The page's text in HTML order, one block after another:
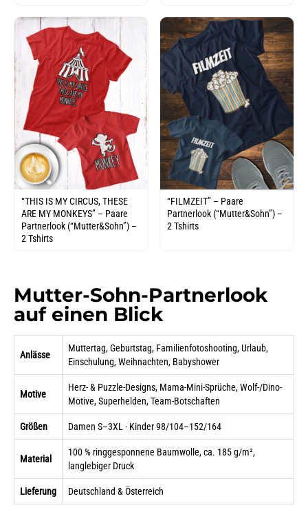
“THIS IS MY CIRCUS, THESE
ARE MY MONKEYS” – Paare
Partnerlook (“Mutter&Sohn”) –
2 Tshirts
“FILMZEIT” – Paare
Partnerlook (“Mutter&Sohn”) –
2 Tshirts
Mutter-Sohn-Partnerlook
auf einen Blick
Anlässe
Muttertag, Geburtstag, Familienfotoshooting, Urlaub,
Einschulung, Weihnachten, Babyshower
Motive
Herz- & Puzzle-Designs, Mama-Mini-Sprüche, Wolf-/Dino-
Motive, Superhelden, Team-Botschaften
Größen Damen S–3XL · Kinder 98/104–152/164
Material
100 % ringgesponnene Baumwolle, ca. 185 g/m²,
langlebiger Druck
Lieferung Deutschland & Österreich